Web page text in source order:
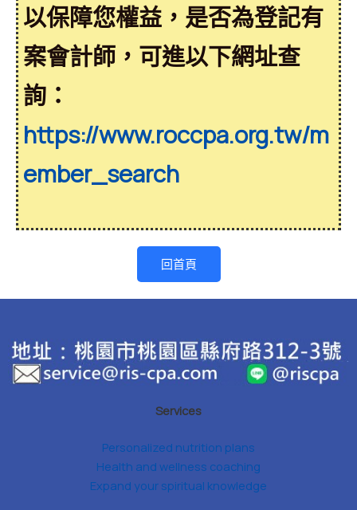
以保障您權益，是否為登記有
案會計師，可進以下網址查
詢：
https://www.roccpa.org.tw/m
ember_search
回首頁
Services
Personalized nutrition plans
Health and wellness coaching
Expand your spiritual knowledge